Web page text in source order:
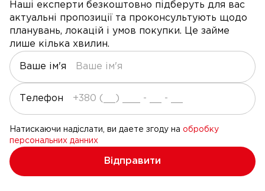
Наші експерти безкоштовно підберуть для вас
актуальні пропозиції та проконсультують щодо
планувань, локацій і умов покупки. Це займе
лише кілька хвилин.
Ваше ім'я
Телефон
Натискаючи надіслати, ви даете згоду на обробку
персональних данних
Відправити